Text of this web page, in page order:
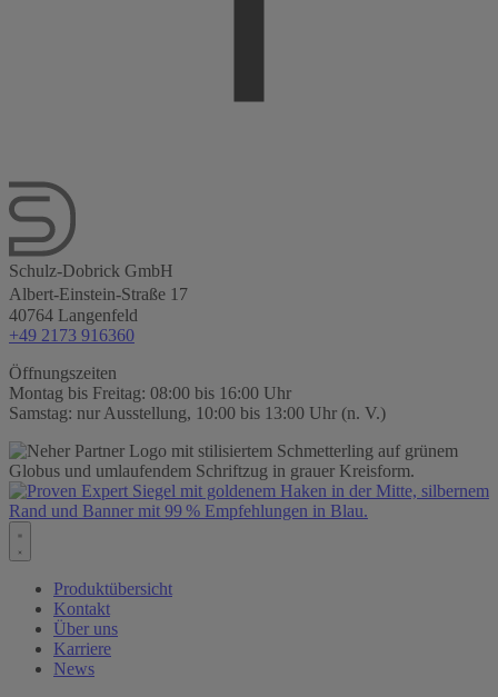
Schulz-Dobrick GmbH
Albert-Einstein-Straße 17
40764 Langenfeld
+49 2173 916360
Öffnungszeiten
Montag bis Freitag: 08:00 bis 16:00 Uhr
Samstag: nur Ausstellung, 10:00 bis 13:00 Uhr (n. V.)
Produktübersicht
Kontakt
Über uns
Karriere
News